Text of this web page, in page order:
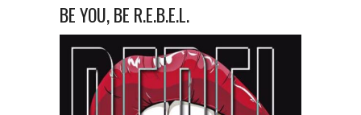
BE YOU, BE R.E.B.E.L.